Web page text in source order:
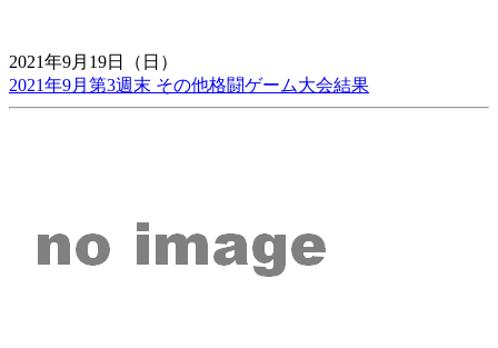
2021年9月19日（日）
2021年9月第3週末 その他格闘ゲーム大会結果